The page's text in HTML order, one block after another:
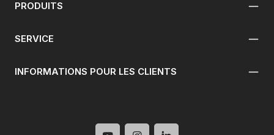
PRODUITS
SERVICE
INFORMATIONS POUR LES CLIENTS